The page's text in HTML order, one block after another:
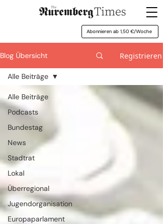
Abonnieren ab 1,50 €/Woche
Blog Übersicht Registrieren
Alle Beiträge
Podcasts
Bundestag
News
Stadtrat
Lokal
Überregional
Jugendorganisation
Europaparlament
Alle Beiträge